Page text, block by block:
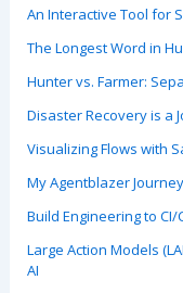
An Interactive Tool for
The Longest Word in
Hunter vs. Farmer:
Disaster Recovery is a
Visualizing Flows with
My Agentblazer
Build Engineering to
Large Action Models
AI